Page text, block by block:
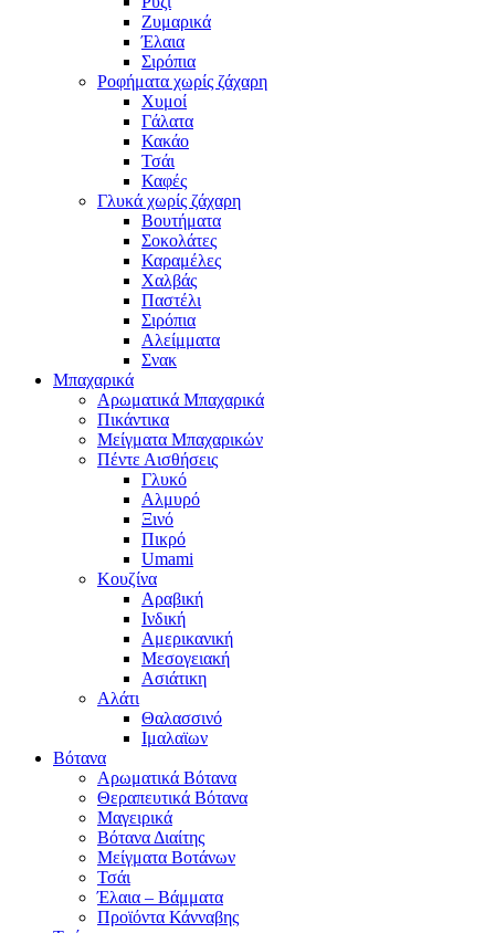
Ζυμαρικά
Έλαια
Σιρόπια
Ροφήματα χωρίς ζάχαρη
Χυμοί
Γάλατα
Κακάο
Τσάι
Καφές
Γλυκά χωρίς ζάχαρη
Βουτήματα
Σοκολάτες
Καραμέλες
Χαλβάς
Παστέλι
Σιρόπια
Αλείμματα
Σνακ
Μπαχαρικά
Αρωματικά Μπαχαρικά
Πικάντικα
Μείγματα Μπαχαρικών
Πέντε Αισθήσεις
Γλυκό
Αλμυρό
Ξινό
Πικρό
Umami
Κουζίνα
Αραβική
Ινδική
Αμερικανική
Μεσογειακή
Ασιάτικη
Αλάτι
Θαλασσινό
Ιμαλαϊων
Βότανα
Αρωματικά Βότανα
Θεραπευτικά Βότανα
Μαγειρικά
Βότανα Διαίτης
Μείγματα Βοτάνων
Τσάι
Έλαια – Βάμματα
Προϊόντα Κάνναβης